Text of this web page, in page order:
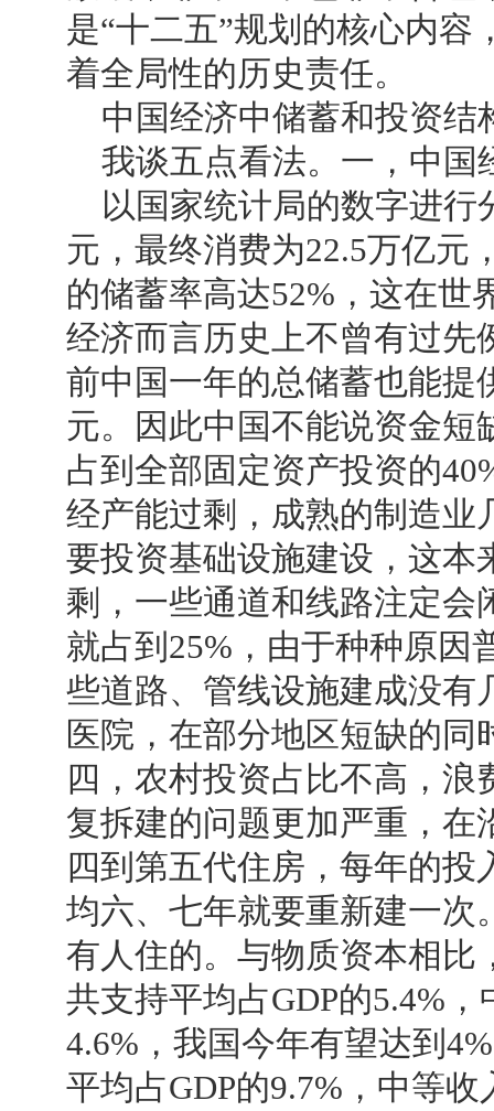
是“十二五”规划的核心内
着全局性的历史责任。
中国经济中储蓄和投资结
我谈五点看法。一，中国
以国家统计局的数字进行
元，最终消费为22.5万亿元
的储蓄率高达52%，这在世
经济而言历史上不曾有过先
前中国一年的总储蓄也能提
元。因此中国不能说资金
占到全部固定资产投资的
经产能过剩，成熟的制造业
要投资基础设施建设，这本
剩，一些通道和线路注定会
就占到25%，由于种种原因
些道路、管线设施建成没有
医院，在部分地区短缺的
四，农村投资占比不高，
复拆建的问题更加严重，在
四到第五代住房，每年的
均六、七年就要重新建一次
有人住的。与物质资本相比
共支持平均占GDP的5.4%
4.6%，我国今年有望达到
平均占GDP的9.7%，中等